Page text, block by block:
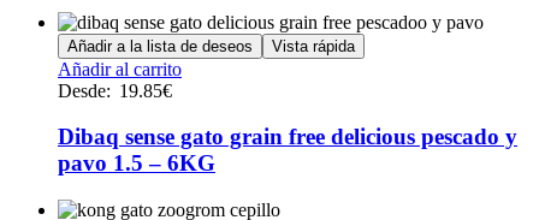
se
pueden
elegir
página
de
Añadir a la lista de deseos Vista rápida
Añadir al carritoEste
múltiples
variantes.
Las
Desde: 19.85€
Dibaq sense gato grain free delicious pescado y
pavo 1.5 – 6KG